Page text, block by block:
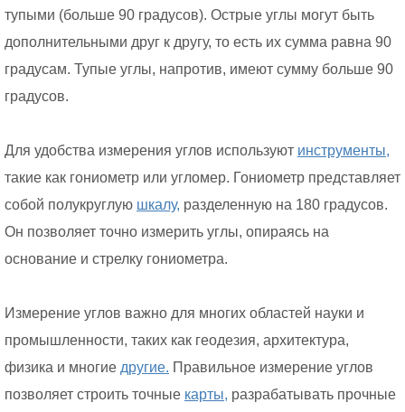
тупыми (больше 90 градусов). Острые углы могут быть
дополнительными друг к другу, то есть их сумма равна 90
градусам. Тупые углы, напротив, имеют сумму больше 90
градусов.
Для удобства измерения углов используют инструменты,
такие как гониометр или угломер. Гониометр представляет
собой полукруглую шкалу, разделенную на 180 градусов.
Он позволяет точно измерить углы, опираясь на
основание и стрелку гониометра.
Измерение углов важно для многих областей науки и
промышленности, таких как геодезия, архитектура,
физика и многие другие. Правильное измерение углов
позволяет строить точные карты, разрабатывать прочные